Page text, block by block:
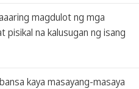
magdulot ng mga
na kalusugan ng isang
kaya masayang-masaya